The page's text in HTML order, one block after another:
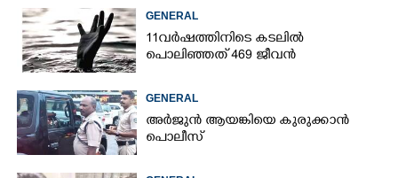
GENERAL
11വർഷത്തിനിടെ കടലിൽ
പൊലിഞ്ഞത് 469 ജീവൻ
GENERAL
അർജുൻ ആയങ്കിയെ കുരുക്കാൻ
പൊലീസ്